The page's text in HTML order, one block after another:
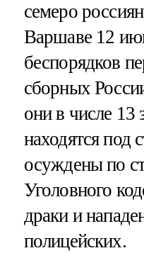
семеро
Варшаве 12
беспорядков
сборных
они в числе 13
находятся под
осуждены по
Уголовного
драки и
полицейских.